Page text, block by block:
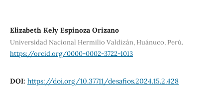
Elizabeth Kely Espinoza Orizano
Universidad Nacional Hermilio Valdizán, Huánuco, Perú.
https://orcid.org/0000-0002-3722-1013
DOI: https://doi.org/10.37711/desafios.2024.15.2.428